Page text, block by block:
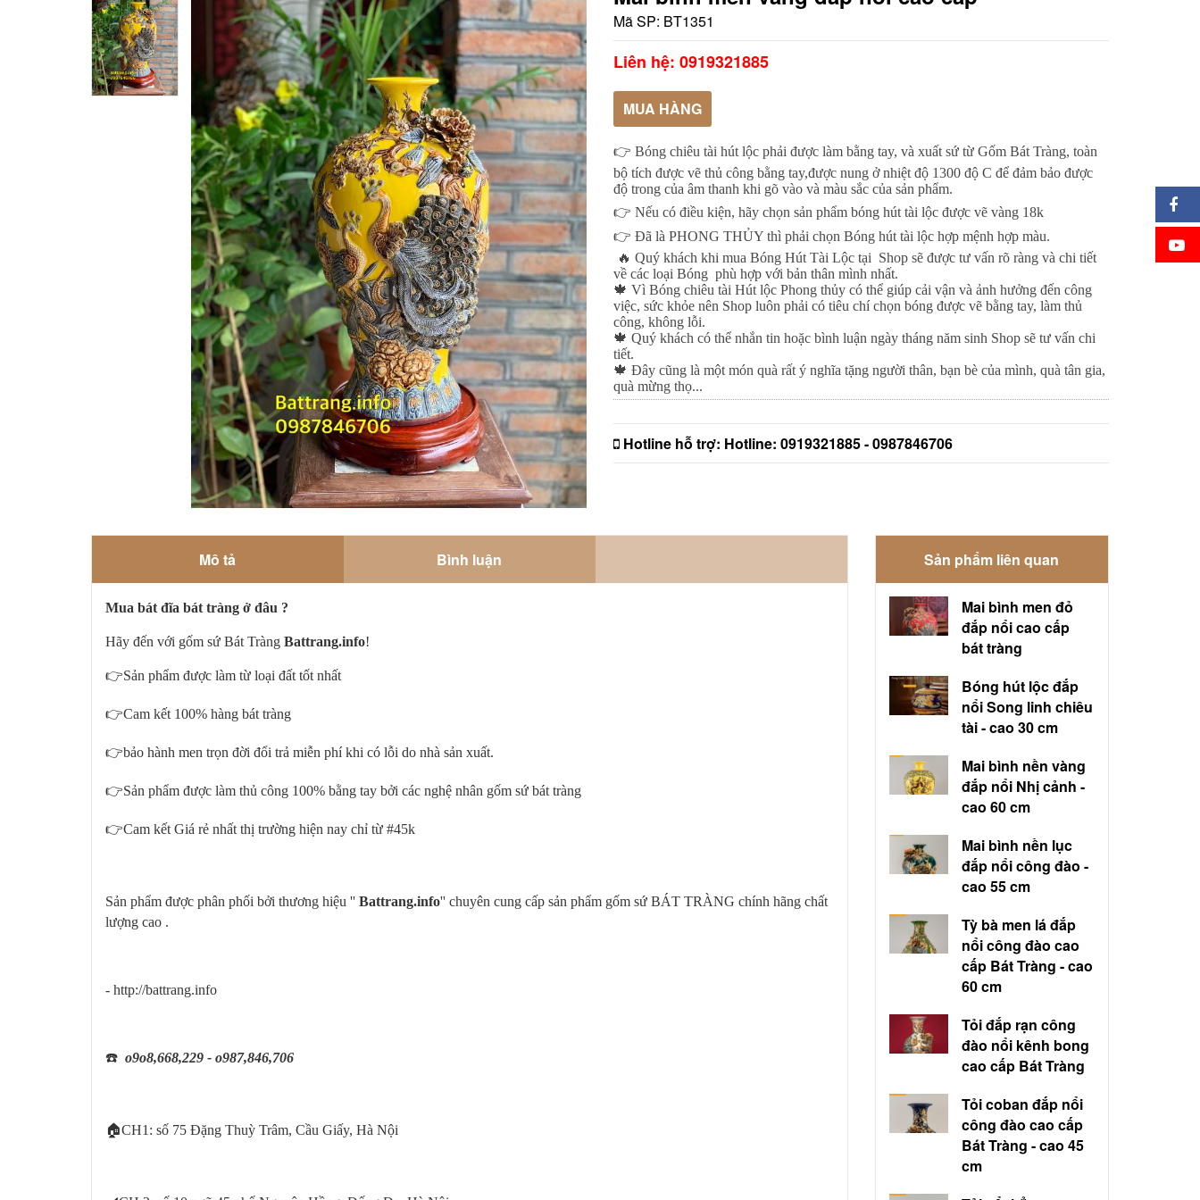
Mã SP: BT1351
Liên hệ: 0919321885
MUA HÀNG
👉 Bóng chiêu tài hút lộc phải được làm bằng tay, và xuất sứ từ Gốm Bát Tràng, toàn
bộ tích được vẽ thủ công bằng tay,được nung ở nhiệt độ 1300 độ C để đảm bảo được
độ trong của âm thanh khi gõ vào và màu sắc của sản phẩm.
👉 Nếu có điều kiện, hãy chọn sản phẩm bóng hút tài lộc được vẽ vàng 18k
👉 Đã là PHONG THỦY thì phải chọn Bóng hút tài lộc hợp mệnh hợp màu.
🔥 Quý khách khi mua Bóng Hút Tài Lộc tại Shop sẽ được tư vấn rõ ràng và chi tiết
về các loại Bóng phù hợp với bản thân mình nhất.
🍁 Vì Bóng chiêu tài Hút lộc Phong thủy có thể giúp cải vận và ảnh hưởng đến công
việc, sức khỏe nên Shop luôn phải có tiêu chí chọn bóng được vẽ bằng tay, làm thủ
công, không lỗi.
🍁 Quý khách có thể nhắn tin hoặc bình luận ngày tháng năm sinh Shop sẽ tư vấn chi
tiết.
🍁 Đây cũng là một món quà rất ý nghĩa tặng người thân, bạn bè của mình, quà tân gia,
quà mừng thọ...
Hotline hỗ trợ: Hotline: 0919321885 - 0987846706
Mô tả Bình luận
Mua bát đĩa bát tràng ở đâu ?
Hãy đến với gốm sứ Bát Tràng Battrang.info!
👉Sản phẩm được làm từ loại đất tốt nhất
👉Cam kết 100% hàng bát tràng
👉bảo hành men trọn đời đổi trả miễn phí khi có lỗi do nhà sản xuất.
👉Sản phẩm được làm thủ công 100% bằng tay bởi các nghệ nhân gốm sứ bát tràng
👉Cam kết Giá rẻ nhất thị trường hiện nay chỉ từ #45k
Sản phẩm được phân phối bởi thương hiệu '' Battrang.info'' chuyên cung cấp sản phẩm gốm sứ BÁT TRÀNG chính hãng chất
lượng cao .
- http://battrang.info
☎️ o9o8,668,229 - o987,846,706
🏠CH1: số 75 Đặng Thuỳ Trâm, Cầu Giấy, Hà Nội
Sản phẩm liên quan
Mai bình men đỏ
đắp nổi cao cấp
bát tràng
Bóng hút lộc đắp
nổi Song linh chiêu
tài - cao 30 cm
Mai bình nền vàng
đắp nổi Nhị cảnh -
cao 60 cm
Mai bình nền lục
đắp nổi công đào -
cao 55 cm
Tỳ bà men lá đắp
nổi công đào cao
cấp Bát Tràng - cao
60 cm
Tỏi đắp rạn công
đào nổi kênh bong
cao cấp Bát Tràng
Tỏi coban đắp nổi
công đào cao cấp
Bát Tràng - cao 45
cm